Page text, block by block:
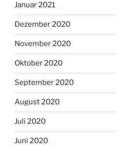
Januar 2021
Dezember 2020
November 2020
Oktober 2020
September 2020
August 2020
Juli 2020
Juni 2020